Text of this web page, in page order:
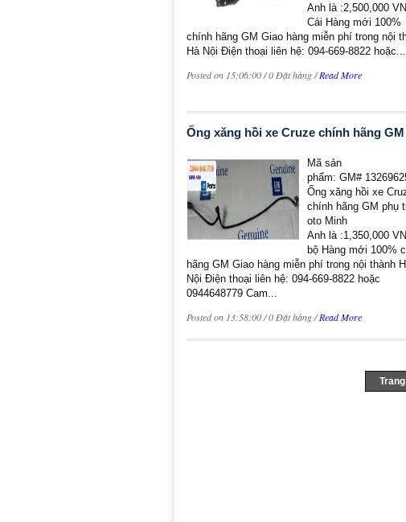
Anh là :2,500,000
Cái Hàng mới 100%
chính hãng GM Giao hàng miễn phí trong nội
Hà Nội Điện thoại liên hệ: 094-669-8822 hoặc...
Posted on 15:06:00 / 0 Đặt hàng /Read More
Ống xăng hồi xe Cruze chính hãng GM
Mã sản
phẩm: GM#
Ống xăng hồi xe
chính hãng GM phụ
oto Minh
Anh là :1,350,000
bộ Hàng mới 100%
hãng GM Giao hàng miễn phí trong nội thành
Nội Điện thoại liên hệ: 094-669-8822 hoặc
0944648779 Cam...
Posted on 13:58:00 / 0 Đặt hàng /Read More